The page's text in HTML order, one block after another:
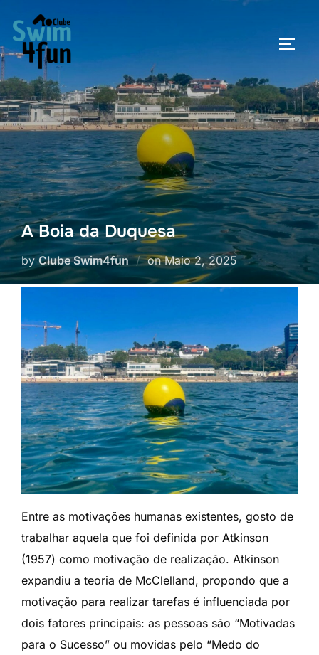
content
A Boia da Duquesa
byClube Swim4fun onPosted
on
Maio 2, 2025
Entre as motivações humanas existentes, gosto de
trabalhar aquela que foi definida por Atkinson
(1957) como motivação de realização. Atkinson
expandiu a teoria de McClelland, propondo que a
motivação para realizar tarefas é influenciada por
dois fatores principais: as pessoas são “Motivadas
para o Sucesso” ou movidas pelo “Medo do